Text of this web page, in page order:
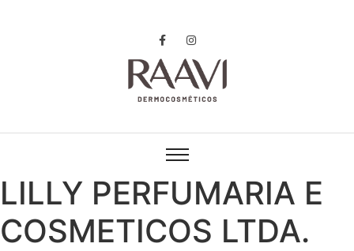
LILLY PERFUMARIA E
COSMETICOS LTDA.